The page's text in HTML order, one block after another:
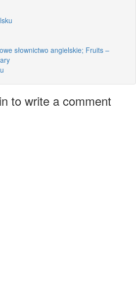
słownictwo angielskie; Fruits –
to write a comment